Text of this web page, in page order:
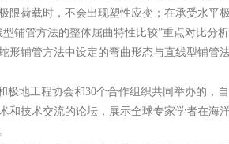
限荷载时，不会出现塑性应变；在承受水平
铺管方法的整体屈曲特性比较”重点对比分
形铺管方法中设定的弯曲形态与直线型铺管
地工程协会和30个合作组织共同举办的，
和技术交流的论坛，展示全球专家学者在海